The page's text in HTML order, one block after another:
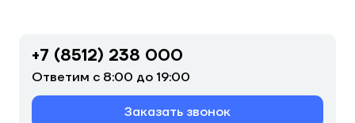
+7 (8512) 238 000
Ответим с 8:00 до 19:00
Заказать звонок